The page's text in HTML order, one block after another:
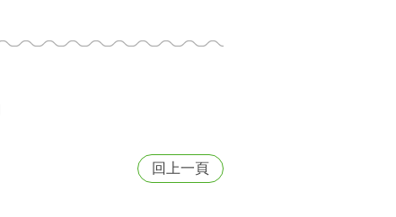
回上一頁